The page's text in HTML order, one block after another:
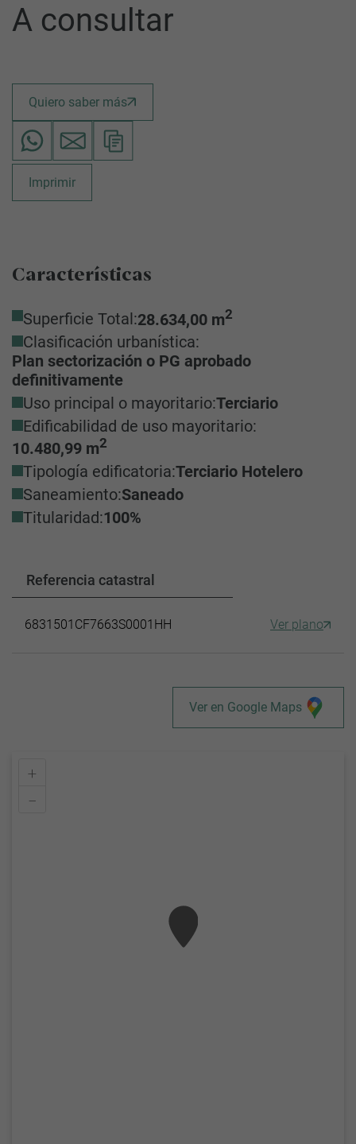
A consultar
Quiero saber más
Imprimir
Características
Superficie Total:28.634,00 m2
Clasificación urbanística:
Plan sectorización o PG aprobado
definitivamente
Uso principal o mayoritario:Terciario
Edificabilidad de uso mayoritario:
10.480,99 m2
Tipología edificatoria:Terciario Hotelero
Saneamiento:Saneado
Titularidad:100%
Referencia catastral
6831501CF7663S0001HH Ver plano
Ver en Google Maps
+
–